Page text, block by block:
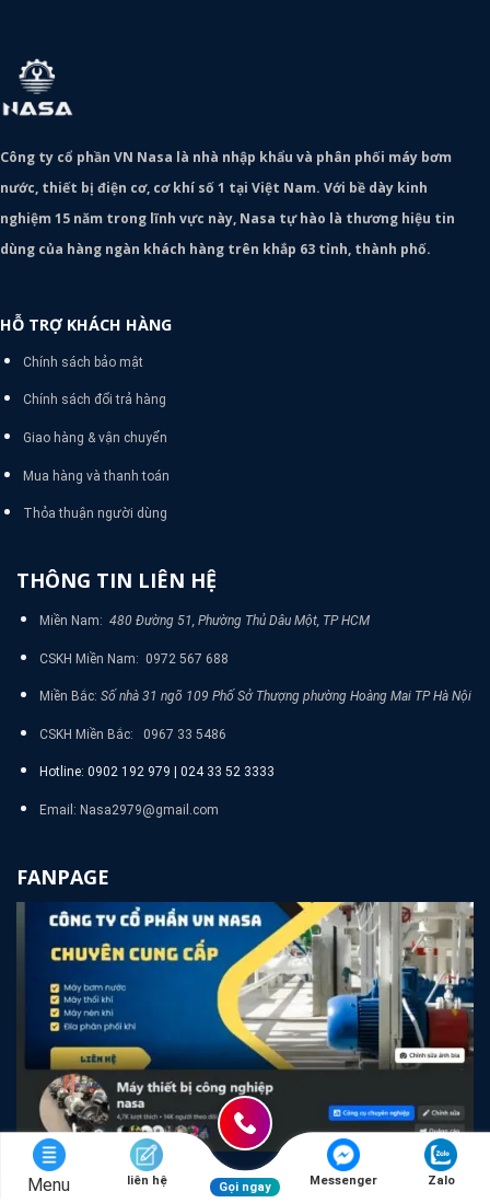
Công ty cổ phần VN Nasa là nhà nhập khẩu và phân phối máy bơm
nước, thiết bị điện cơ, cơ khí số 1 tại Việt Nam. Với bề dày kinh
nghiệm 15 năm trong lĩnh vực này, Nasa tự hào là thương hiệu tin
dùng của hàng ngàn khách hàng trên khắp 63 tỉnh, thành phố.
HỖ TRỢ KHÁCH HÀNG
Chính sách bảo mật
Chính sách đổi trả hàng
Giao hàng & vận chuyển
Mua hàng và thanh toán
Thỏa thuận người dùng
THÔNG TIN LIÊN HỆ
Miền Nam: 480 Đường 51, Phường Thủ Dâu Một, TP HCM
CSKH Miền Nam: 0972 567 688
Miền Bắc: Số nhà 31 ngõ 109 Phố Sở Thượng phường Hoàng Mai TP Hà Nội
CSKH Miền Bắc: 0967 33 5486
Hotline: 0902 192 979 | 024 33 52 3333
Email: Nasa2979@gmail.com
FANPAGE
Menu liên hệ Gọi ngay Messenger Zalo